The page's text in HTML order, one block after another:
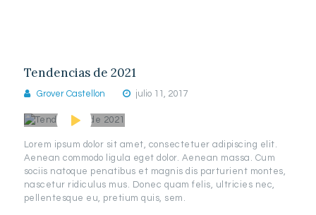
Tendencias de 2021
Grover Castellon julio 11, 2017
Lorem ipsum dolor sit amet, consectetuer adipiscing elit.
Aenean commodo ligula eget dolor. Aenean massa. Cum
sociis natoque penatibus et magnis dis parturient montes,
nascetur ridiculus mus. Donec quam felis, ultricies nec,
pellentesque eu, pretium quis, sem.